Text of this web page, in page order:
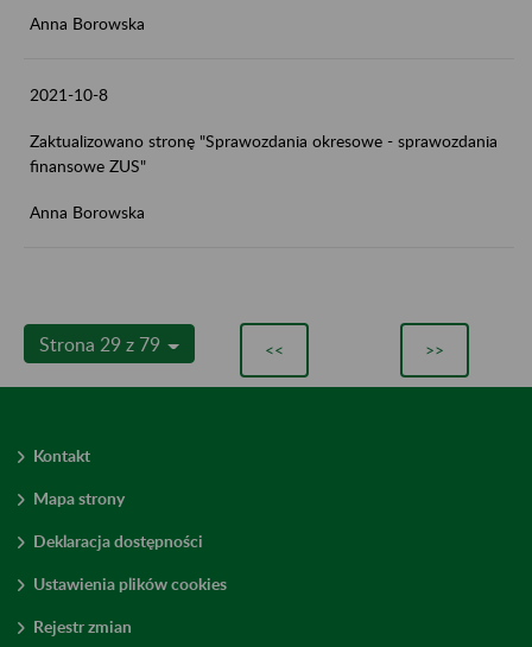
Anna Borowska
2021-10-8
Zaktualizowano stronę "Sprawozdania okresowe - sprawozdania
finansowe ZUS"
Anna Borowska
Strona 29 z 79 << >>
Kontakt
Mapa strony
Deklaracja dostępności
Ustawienia plików cookies
Rejestr zmian